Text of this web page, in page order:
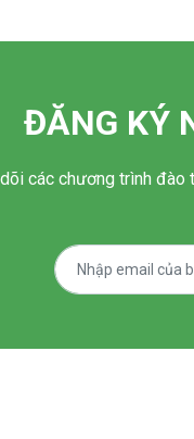
ĐĂNG KÝ
các chương trình đào